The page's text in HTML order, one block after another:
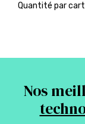
Quantité par
Nos